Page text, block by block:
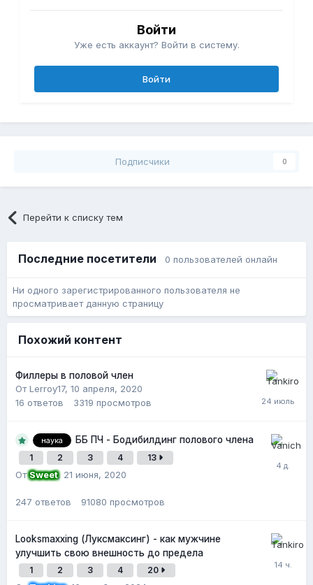
Войти
Уже есть аккаунт? Войти в систему.
Войти
Подписчики 0
Перейти к списку тем
Последние посетители 0 пользователей онлайн
Ни одного зарегистрированного пользователя не
просматривает данную страницу
Похожий контент
Филлеры в половой член
От Lerroy17, 10 апреля, 2020
16 ответов 3319 просмотров
наука ББ ПЧ - Бодибилдинг полового члена
1 2 3 4 13
ОтSweet, 21 июня, 2020
247 ответов 91080 просмотров
Looksmaxxing (Луксмаксинг) - как мужчине
улучшить свою внешность до предела
1 2 3 4 20